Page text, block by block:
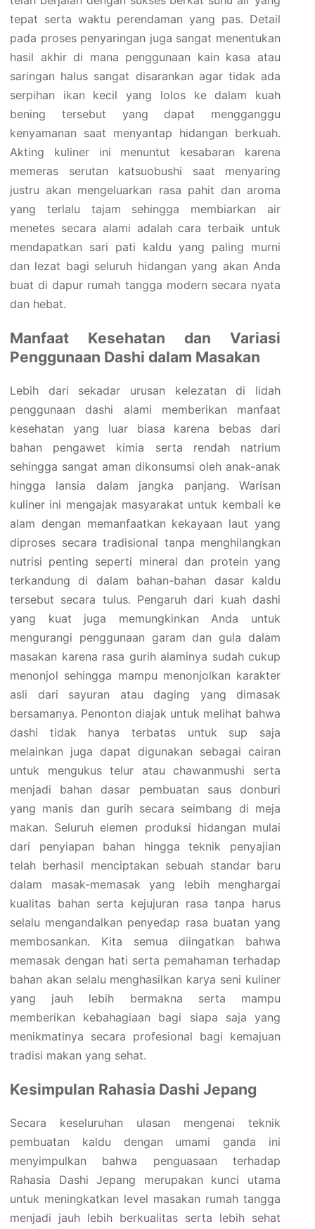
tepat serta waktu perendaman yang pas. Detail
pada proses penyaringan juga sangat menentukan
hasil akhir di mana penggunaan kain kasa atau
saringan halus sangat disarankan agar tidak ada
serpihan ikan kecil yang lolos ke dalam kuah
bening tersebut yang dapat mengganggu
kenyamanan saat menyantap hidangan berkuah.
Akting kuliner ini menuntut kesabaran karena
memeras serutan katsuobushi saat menyaring
justru akan mengeluarkan rasa pahit dan aroma
yang terlalu tajam sehingga membiarkan air
menetes secara alami adalah cara terbaik untuk
mendapatkan sari pati kaldu yang paling murni
dan lezat bagi seluruh hidangan yang akan Anda
buat di dapur rumah tangga modern secara nyata
dan hebat.
Manfaat Kesehatan dan Variasi
Penggunaan Dashi dalam Masakan
Lebih dari sekadar urusan kelezatan di lidah
penggunaan dashi alami memberikan manfaat
kesehatan yang luar biasa karena bebas dari
bahan pengawet kimia serta rendah natrium
sehingga sangat aman dikonsumsi oleh anak-anak
hingga lansia dalam jangka panjang. Warisan
kuliner ini mengajak masyarakat untuk kembali ke
alam dengan memanfaatkan kekayaan laut yang
diproses secara tradisional tanpa menghilangkan
nutrisi penting seperti mineral dan protein yang
terkandung di dalam bahan-bahan dasar kaldu
tersebut secara tulus. Pengaruh dari kuah dashi
yang kuat juga memungkinkan Anda untuk
mengurangi penggunaan garam dan gula dalam
masakan karena rasa gurih alaminya sudah cukup
menonjol sehingga mampu menonjolkan karakter
asli dari sayuran atau daging yang dimasak
bersamanya. Penonton diajak untuk melihat bahwa
dashi tidak hanya terbatas untuk sup saja
melainkan juga dapat digunakan sebagai cairan
untuk mengukus telur atau chawanmushi serta
menjadi bahan dasar pembuatan saus donburi
yang manis dan gurih secara seimbang di meja
makan. Seluruh elemen produksi hidangan mulai
dari penyiapan bahan hingga teknik penyajian
telah berhasil menciptakan sebuah standar baru
dalam masak-memasak yang lebih menghargai
kualitas bahan serta kejujuran rasa tanpa harus
selalu mengandalkan penyedap rasa buatan yang
membosankan. Kita semua diingatkan bahwa
memasak dengan hati serta pemahaman terhadap
bahan akan selalu menghasilkan karya seni kuliner
yang jauh lebih bermakna serta mampu
memberikan kebahagiaan bagi siapa saja yang
menikmatinya secara profesional bagi kemajuan
tradisi makan yang sehat.
Kesimpulan Rahasia Dashi Jepang
Secara keseluruhan ulasan mengenai teknik
pembuatan kaldu dengan umami ganda ini
menyimpulkan bahwa penguasaan terhadap
Rahasia Dashi Jepang merupakan kunci utama
untuk meningkatkan level masakan rumah tangga
menjadi jauh lebih berkualitas serta lebih sehat